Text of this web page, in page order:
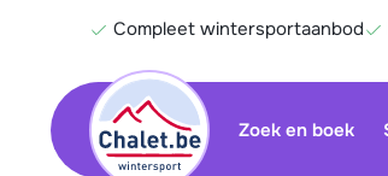
Compleet wintersportaanbod
Zoek en boek